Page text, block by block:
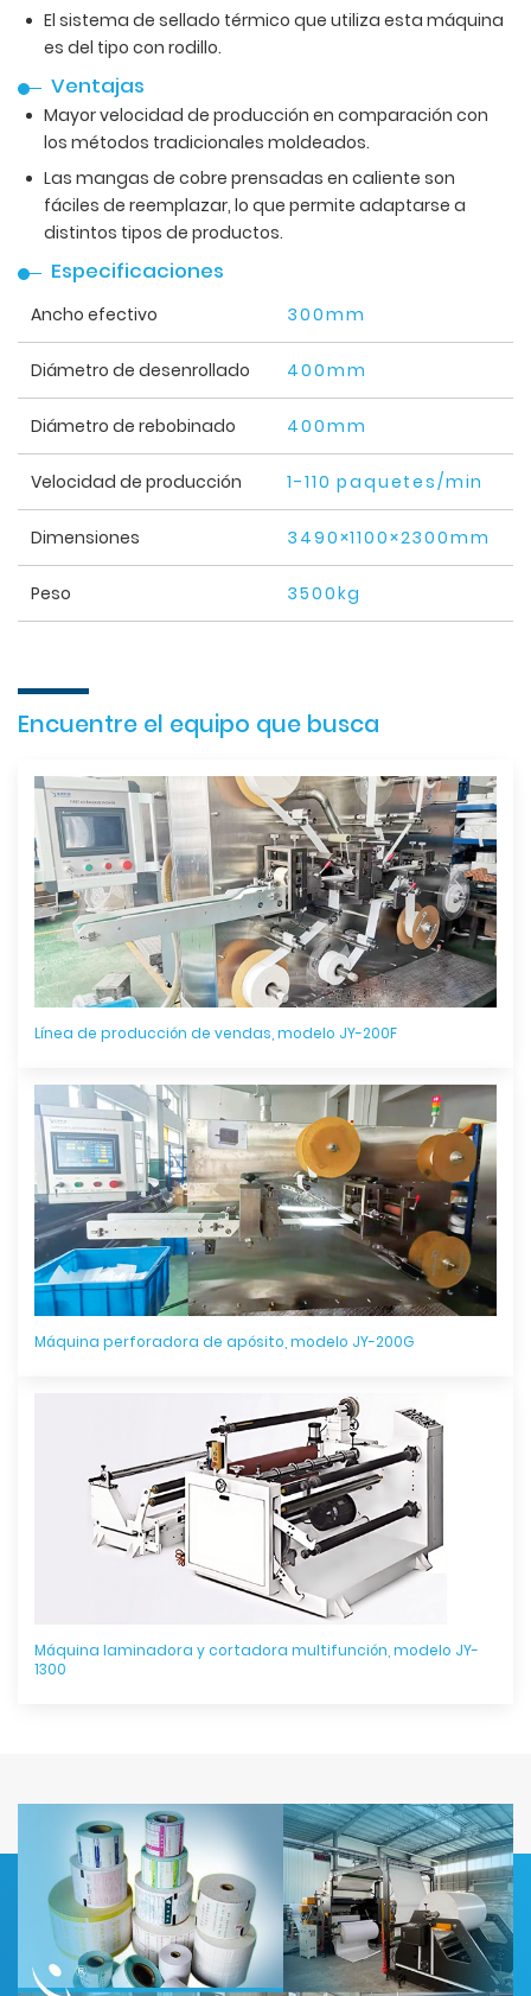
El sistema de sellado térmico que utiliza esta máquina
es del tipo con rodillo.
Ventajas
Mayor velocidad de producción en comparación con
los métodos tradicionales moldeados.
Las mangas de cobre prensadas en caliente son
fáciles de reemplazar, lo que permite adaptarse a
distintos tipos de productos.
Especificaciones
Ancho efectivo 300mm
Diámetro de desenrollado 400mm
Diámetro de rebobinado 400mm
Velocidad de producción 1-110 paquetes/min
Dimensiones 3490×1100×2300mm
Peso 3500kg
Encuentre el equipo que busca
Línea de producción de vendas, modelo JY-200F
Máquina perforadora de apósito, modelo JY-200G
Máquina laminadora y cortadora multifunción, modelo JY-
1300